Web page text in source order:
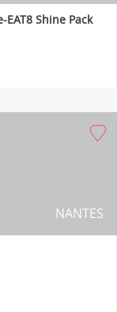
Shine Pack
NANTES